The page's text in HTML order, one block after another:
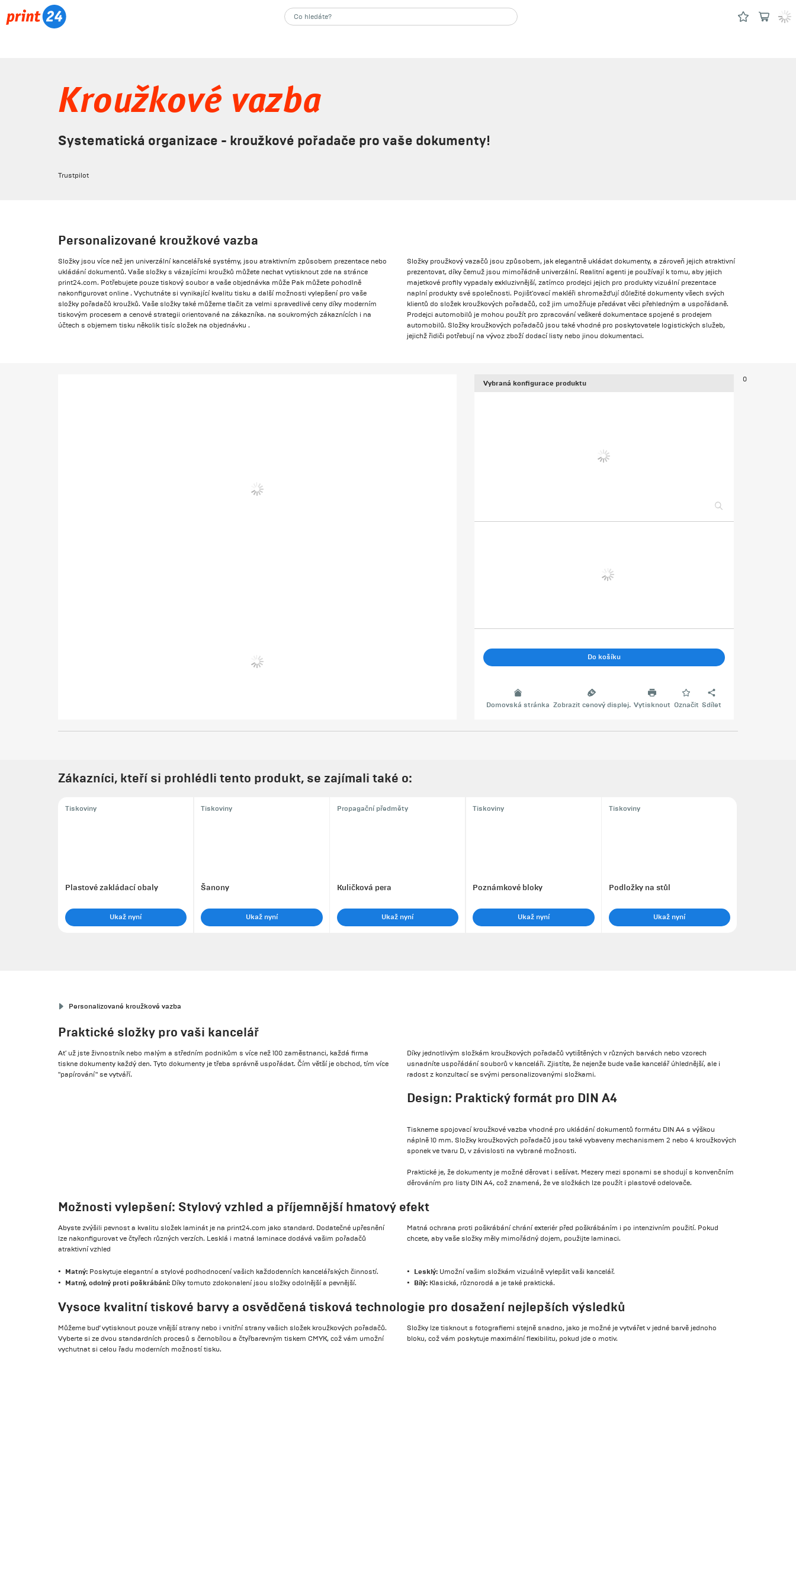
Kroužkové vazba
Systematická organizace - kroužkové pořadače pro vaše dokumenty!
Trustpilot
Personalizované kroužkové vazba
Složky jsou více než jen univerzální kancelářské systémy, jsou atraktivním způsobem prezentace nebo
ukládání dokumentů. Vaše složky s vázajícími kroužků můžete nechat vytisknout zde na stránce
print24.com. Potřebujete pouze tiskový soubor a vaše objednávka může Pak můžete pohodlně
nakonfigurovat online . Vychutnáte si vynikající kvalitu tisku a další možnosti vylepšení pro vaše
složky pořadačů kroužků. Vaše složky také můžeme tlačit za velmi spravedlivé ceny díky moderním
tiskovým procesem a cenové strategii orientované na zákazníka. na soukromých zákaznících i na
účtech s objemem tisku několik tisíc složek na objednávku .
Složky proužkový vazačů jsou způsobem, jak elegantně ukládat dokumenty, a zároveň jejich atraktivní
prezentovat, díky čemuž jsou mimořádně univerzální. Realitní agenti je používají k tomu, aby jejich
majetkové profily vypadaly exkluzivnější, zatímco prodejci jejich pro produkty vizuální prezentace
naplní produkty své společnosti. Pojišťovací makléři shromažďují důležité dokumenty všech svých
klientů do složek kroužkových pořadačů, což jim umožňuje předávat věci přehledným a uspořádaně.
Prodejci automobilů je mohou použít pro zpracování veškeré dokumentace spojené s prodejem
automobilů. Složky kroužkových pořadačů jsou také vhodné pro poskytovatele logistických služeb,
jejichž řidiči potřebují na vývoz zboží dodací listy nebo jinou dokumentaci.
Vybraná konfigurace produktu
Do košíku
Domovská stránka Zobrazit cenový displej. Vytisknout Označit Sdílet
0
Zákazníci, kteří si prohlédli tento produkt, se zajímali také o:
Tiskoviny
Plastové zakládací obaly
Ukaž nyní
Tiskoviny
Šanony
Ukaž nyní
Propagační předměty
Kuličková pera
Ukaž nyní
Tiskoviny
Poznámkové bloky
Ukaž nyní
Tiskoviny
Podložky na stůl
Ukaž nyní
Personalizované kroužkové vazba
Praktické složky pro vaši kancelář
Ať už jste živnostník nebo malým a středním podnikům s více než 100 zaměstnanci, každá firma
tiskne dokumenty každý den. Tyto dokumenty je třeba správně uspořádat. Čím větší je obchod, tím více
"papírování" se vytváří.
Díky jednotlivým složkám kroužkových pořadačů vytištěných v různých barvách nebo vzorech
usnadníte uspořádání souborů v kanceláři. Zjistíte, že nejenže bude vaše kancelář úhlednější, ale i
radost z konzultací se svými personalizovanými složkami.
Design: Praktický formát pro DIN A4
Tiskneme spojovací kroužkové vazba vhodné pro ukládání dokumentů formátu DIN A4 s výškou
náplně 10 mm. Složky kroužkových pořadačů jsou také vybaveny mechanismem 2 nebo 4 kroužkových
sponek ve tvaru D, v závislosti na vybrané možnosti.
Praktické je, že dokumenty je možné děrovat i sešívat. Mezery mezi sponami se shodují s konvenčním
děrováním pro listy DIN A4, což znamená, že ve složkách lze použít i plastové odelovače.
Možnosti vylepšení: Stylový vzhled a příjemnější hmatový efekt
Abyste zvýšili pevnost a kvalitu složek laminát je na print24.com jako standard. Dodatečné upřesnění
lze nakonfigurovat ve čtyřech různých verzích. Lesklá i matná laminace dodává vašim pořadačů
atraktivní vzhled
Matná ochrana proti poškrábání chrání exteriér před poškrábáním i po intenzivním použití. Pokud
chcete, aby vaše složky měly mimořádný dojem, použijte laminaci.
Matný: Poskytuje elegantní a stylové podhodnocení vašich každodenních kancelářských činností.
Matný, odolný proti poškrábání: Díky tomuto zdokonalení jsou složky odolnější a pevnější.
Lesklý: Umožní vašim složkám vizuálně vylepšit vaši kancelář.
Bílý: Klasická, různorodá a je také praktická.
Vysoce kvalitní tiskové barvy a osvědčená tisková technologie pro dosažení nejlepších výsledků
Můžeme buď vytisknout pouze vnější strany nebo i vnitřní strany vašich složek kroužkových pořadačů.
Vyberte si ze dvou standardních procesů s černobílou a čtyřbarevným tiskem CMYK, což vám umožní
vychutnat si celou řadu moderních možností tisku.
Složky lze tisknout s fotografiemi stejně snadno, jako je možné je vytvářet v jedné barvě jednoho
bloku, což vám poskytuje maximální flexibilitu, pokud jde o motiv.